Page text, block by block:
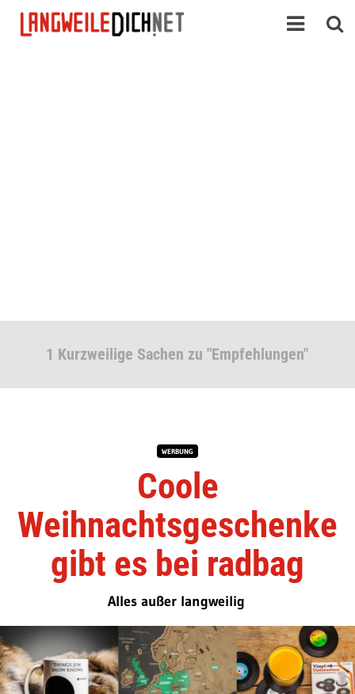
1 Kurzweilige Sachen zu "Empfehlungen"
WERBUNG
Coole
Weihnachtsgeschenke
gibt es bei radbag
Alles außer langweilig